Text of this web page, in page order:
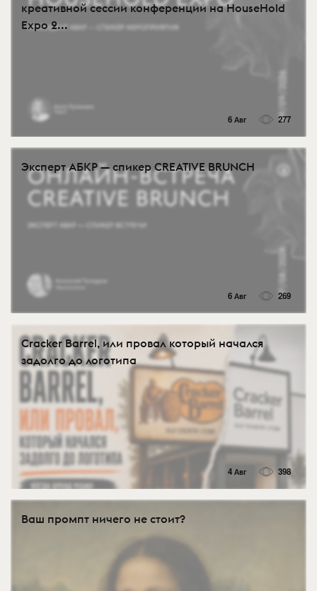
креативной сессии конференции на HouseHold
Expo 2...
6 Авг 277
Эксперт АБКР — спикер CREATIVE BRUNCH
6 Авг 269
Cracker Barrel, или провал который начался
задолго до логотипа
4 Авг 398
Ваш промпт ничего не стоит?